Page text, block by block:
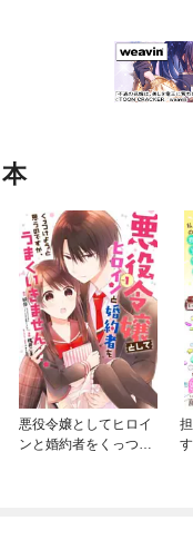
悪役令嬢としてヒロイ
ンと婚約者をくっつけ
す